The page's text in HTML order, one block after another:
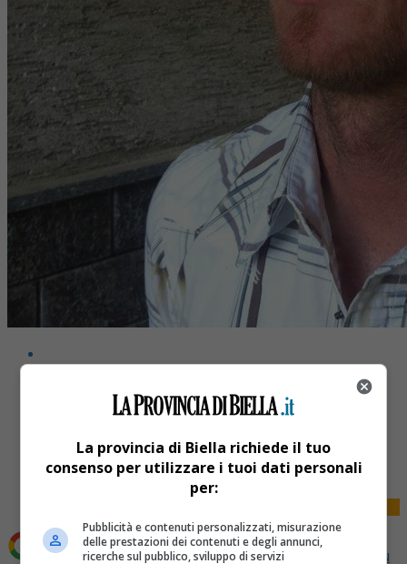
Share
Tweet
Aggiungi La Provincia di Biella come Fonte preferita su
La provincia di Biella richiede il tuo
consenso per utilizzare i tuoi dati personali
per:
Pubblicità e contenuti personalizzati, misurazione
delle prestazioni dei contenuti e degli annunci,
ricerche sul pubblico, sviluppo di servizi